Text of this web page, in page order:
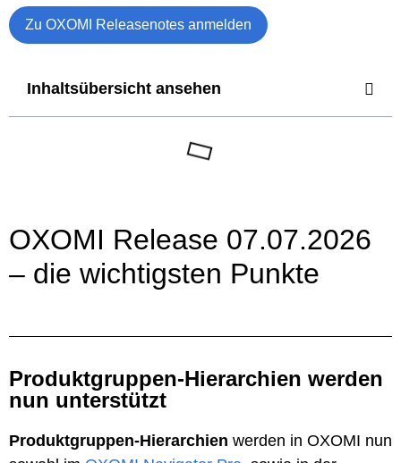
Zu OXOMI Releasenotes anmelden
Inhaltsübersicht ansehen
OXOMI Release 07.07.2026
– die wichtigsten Punkte
Produktgruppen-Hierarchien werden
nun unterstützt
Produktgruppen-Hierarchien werden in OXOMI nun